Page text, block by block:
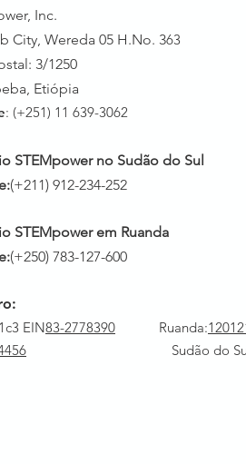
Inc.
City, Wereda 05 H.No. 363
3/1250
Etiópia
: (+251) 11 639-3062
STEMpower no Sudão do Sul
(+211) 912-234-252
STEMpower em Ruanda
(+250) 783-127-600
EIN83-2778390 Ruanda:
Sudão do